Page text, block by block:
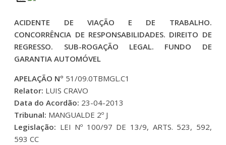
ACIDENTE DE VIAÇÃO E DE TRABALHO.
CONCORRÊNCIA DE RESPONSABILIDADES. DIREITO DE
REGRESSO. SUB-ROGAÇÃO LEGAL. FUNDO DE
GARANTIA AUTOMÓVEL
APELAÇÃO Nº 51/09.0TBMGL.C1
Relator: LUIS CRAVO
Data do Acordão: 23-04-2013
Tribunal: MANGUALDE 2º J
Legislação: LEI Nº 100/97 DE 13/9, ARTS. 523, 592,
593 CC